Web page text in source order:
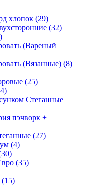
хлопок (29)
(32)
(Вареный
(Вязанные) (8)
(25)
Стеганные
пэчворк +
(27)
(4)
(35)